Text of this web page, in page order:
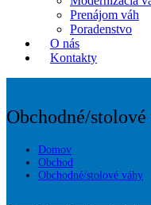
Prenájom váh
Poradenstvo
O nás
Kontakty
Obchodné/
Domov
Obchod
Obchodné/stolové váhy